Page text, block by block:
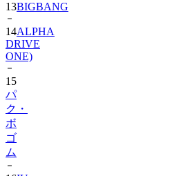
13BIGBANG
14ALPHA
DRIVE
ONE)
15
パ
ク・
ボ
ゴ
ム